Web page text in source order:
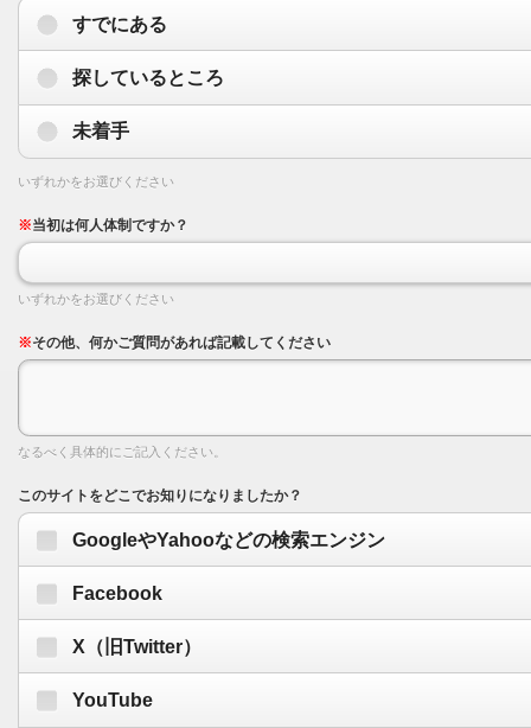
すでにある
探しているところ
未着手
いずれかをお選びください
※当初は何人体制ですか？
いずれかをお選びください
※その他、何かご質問があれば記載してください
なるべく具体的にご記入ください。
このサイトをどこでお知りになりましたか？
GoogleやYahooなどの検索エンジン
Facebook
X（旧Twitter）
YouTube